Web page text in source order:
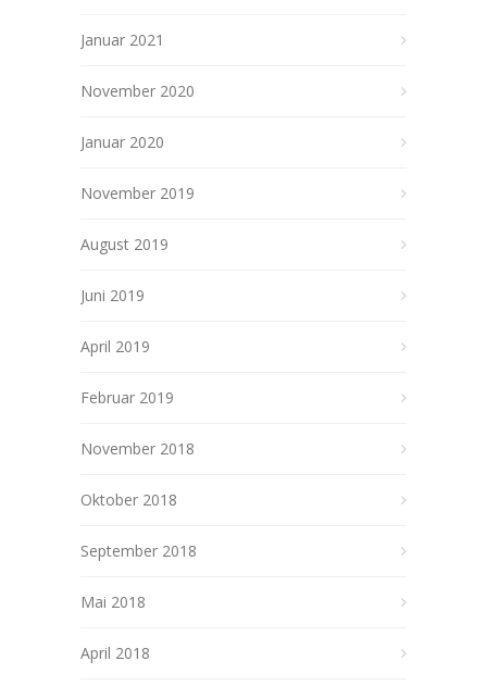
Januar 2021
November 2020
Januar 2020
November 2019
August 2019
Juni 2019
April 2019
Februar 2019
November 2018
Oktober 2018
September 2018
Mai 2018
April 2018